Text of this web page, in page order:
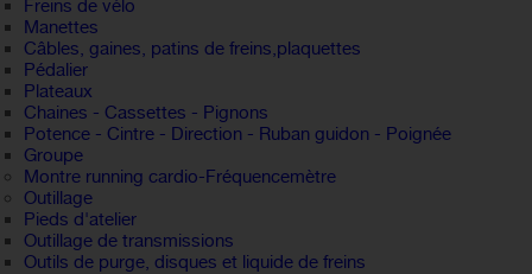
Freins de vélo
Manettes
Câbles, gaines, patins de freins,plaquettes
Pédalier
Plateaux
Chaines - Cassettes - Pignons
Potence - Cintre - Direction - Ruban guidon - Poignée
Groupe
Montre running cardio-Fréquencemètre
Outillage
Pieds d'atelier
Outillage de transmissions
Outils de purge, disques et liquide de freins